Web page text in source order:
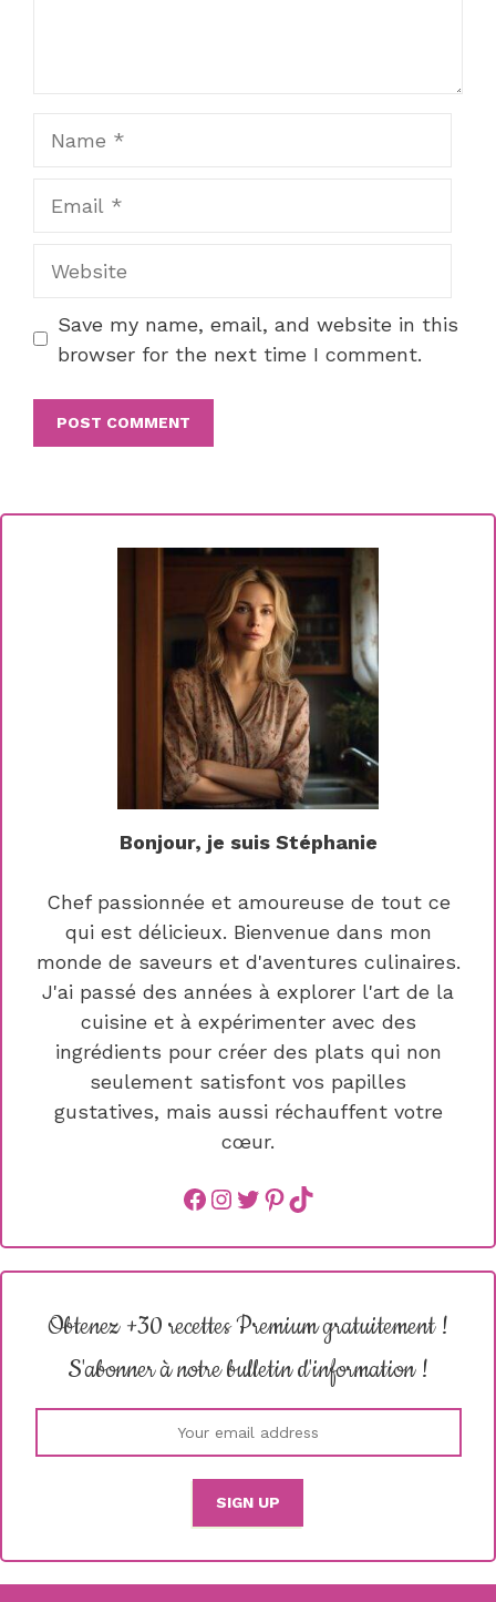
Save my name, email, and website in this
browser for the next time I comment.
Bonjour, je suis Stéphanie
Chef passionnée et amoureuse de tout ce
qui est délicieux. Bienvenue dans mon
monde de saveurs et d'aventures culinaires.
J'ai passé des années à explorer l'art de la
cuisine et à expérimenter avec des
ingrédients pour créer des plats qui non
seulement satisfont vos papilles
gustatives, mais aussi réchauffent votre
cœur.
Facebook
instagram
Twitter
Pinterest
TikTok
Obtenez +30 recettes Premium gratuitement !
S'abonner à notre bulletin d'information !